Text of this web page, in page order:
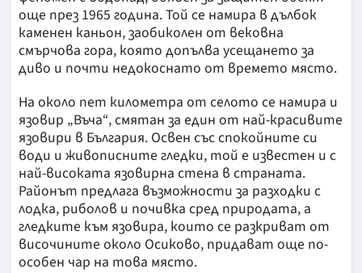
още през 1965 година. Той се намира в дълбок
каменен каньон, заобиколен от вековна
смърчова гора, която допълва усещането за
диво и почти недокоснато от времето място.
На около пет километра от селото се намира и
язовир „Въча“, смятан за един от най-красивите
язовири в България. Освен със спокойните си
води и живописните гледки, той е известен и с
най-високата язовирна стена в страната.
Районът предлага възможности за разходки с
лодка, риболов и почивка сред природата, а
гледките към язовира, които се разкриват от
височините около Осиково, придават още по-
особен чар на това място.